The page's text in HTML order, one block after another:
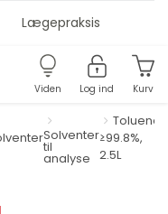
Lægepraksis
Viden Log ind Kurv
Solventer
til
analyse
Toluene,
≥99.8%,
2.5L